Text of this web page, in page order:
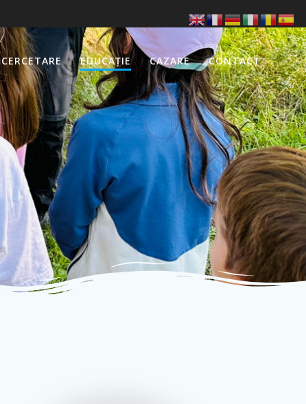
CERCETARE EDUCAȚIE CAZARE CONTACT